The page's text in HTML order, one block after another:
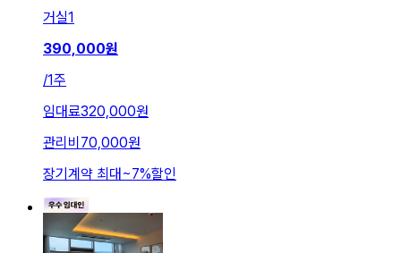
거실1
390,000원
/1주
임대료320,000원
관리비 70,000원
장기계약 최대 ~7%할인